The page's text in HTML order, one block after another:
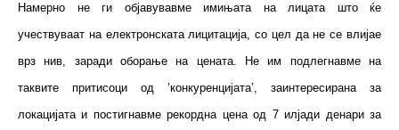
Намерно не ги објавувавме имињата на лицата што ќе
учествуваат на електронската лицитација, со цел да не се влијае
врз нив, заради оборање на цената. Не им подлегнавме на
таквите притисоци од ’конкуренцијата’, заинтересирана за
локацијата и постигнавме рекордна цена од 7 илјади денари за